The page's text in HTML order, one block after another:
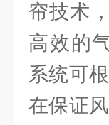
帘技术
高效的
系统可
在保证